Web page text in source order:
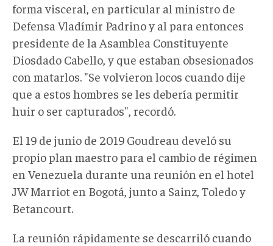
forma visceral, en particular al ministro de
Defensa Vladímir Padrino y al para entonces
presidente de la Asamblea Constituyente
Diosdado Cabello, y que estaban obsesionados
con matarlos. "Se volvieron locos cuando dije
que a estos hombres se les debería permitir
huir o ser capturados", recordó.
El 19 de junio de 2019 Goudreau develó su
propio plan maestro para el cambio de régimen
en Venezuela durante una reunión en el hotel
JW Marriot en Bogotá, junto a Sainz, Toledo y
Betancourt.
La reunión rápidamente se descarriló cuando